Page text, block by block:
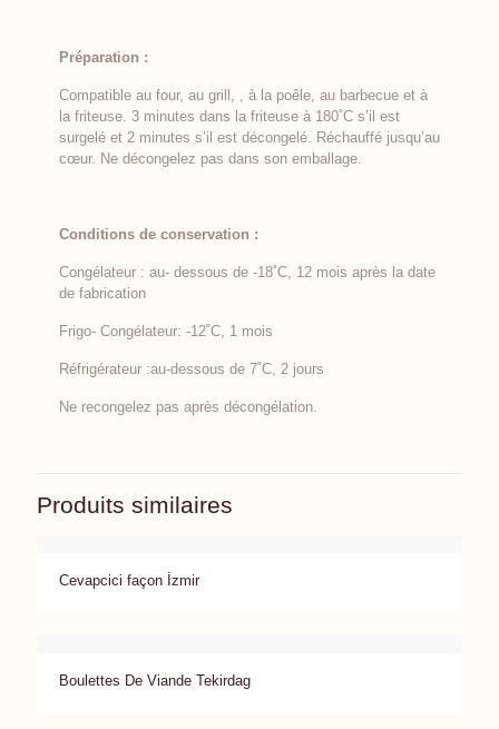
Préparation :
Compatible au four, au grill, , à la poêle, au barbecue et à
la friteuse. 3 minutes dans la friteuse à 180˚C s’il est
surgelé et 2 minutes s’il est décongelé. Réchauffé jusqu’au
cœur. Ne décongelez pas dans son emballage.
Conditions de conservation :
Congélateur : au- dessous de -18˚C, 12 mois après la date
de fabrication
Frigo- Congélateur: -12˚C, 1 mois
Réfrigérateur :au-dessous de 7˚C, 2 jours
Ne recongelez pas après décongélation.
Produits similaires
Cevapcici façon İzmir
Boulettes De Viande Tekirdag